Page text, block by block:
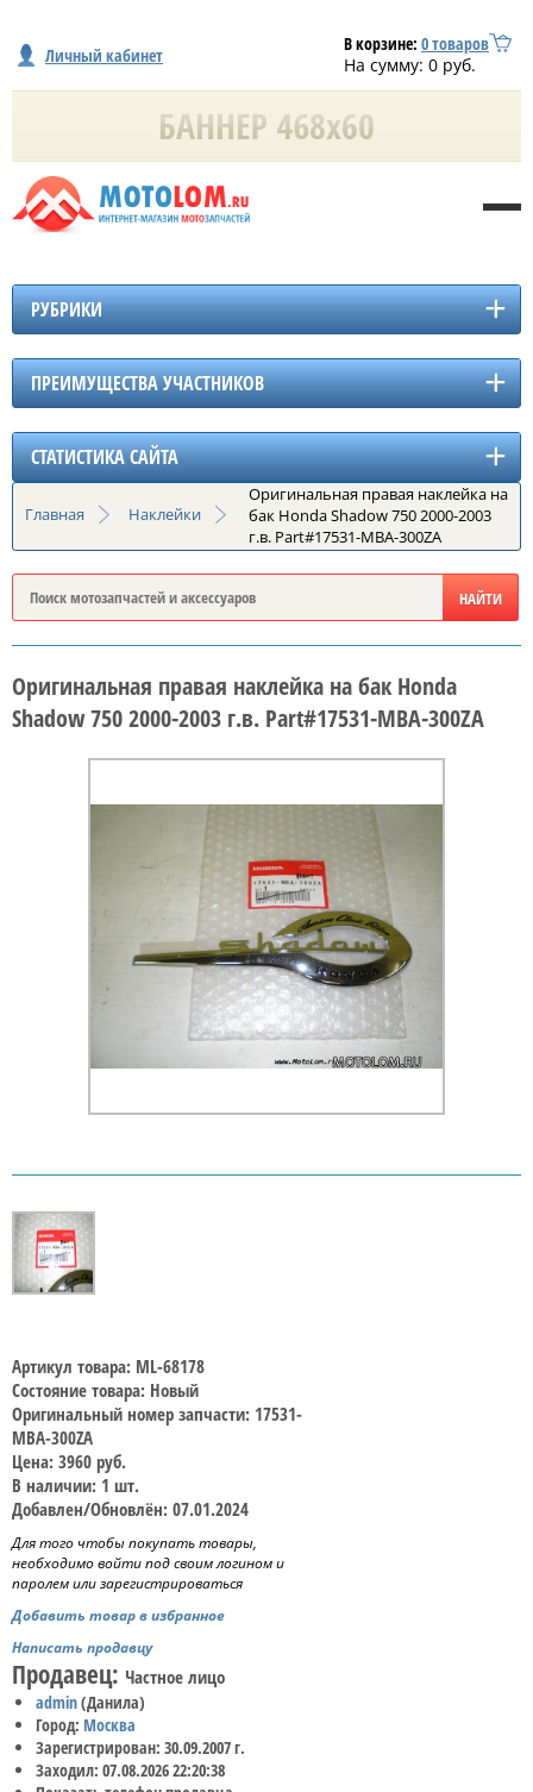
Личный кабинет В корзине: 0товаров
На сумму: 0 руб.
РУБРИКИ
ПРЕИМУЩЕСТВА УЧАСТНИКОВ
СТАТИСТИКА САЙТА
Главная Наклейки
Оригинальная правая наклейка на
бак Honda Shadow 750 2000-2003
г.в. Part#17531-MBA-300ZA
Оригинальная правая наклейка на бак Honda
Shadow 750 2000-2003 г.в. Part#17531-MBA-300ZA
Артикул товара: ML-68178
Состояние товара: Новый
Оригинальный номер запчасти: 17531-
MBA-300ZA
Цена: 3960 руб.
В наличии: 1 шт.
Добавлен/Обновлён: 07.01.2024
Для того чтобы покупать товары,
необходимо войти под своим логином и
паролем или зарегистрироваться
Добавить товар в избранное
Написать продавцу
Продавец: Частное лицо
admin(Данила)
Город: Москва
Зарегистрирован: 30.09.2007 г.
Заходил: 07.08.2026 22:20:38